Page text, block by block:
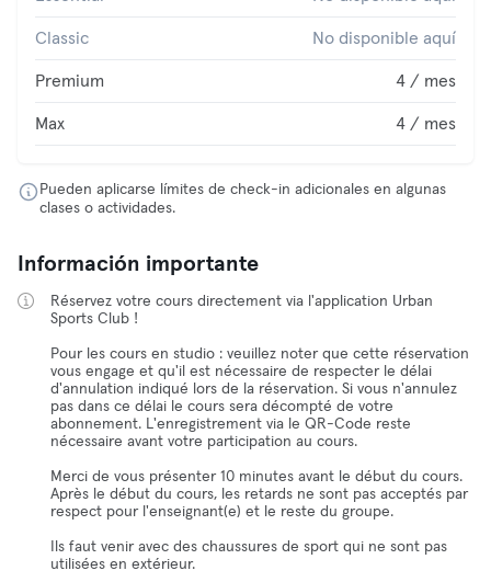
Classic No disponible aquí
Premium 4 / mes
Max 4 / mes
Pueden aplicarse límites de check-in adicionales en algunas
clases o actividades.
Información importante
Réservez votre cours directement via l'application Urban
Sports Club !
Pour les cours en studio : veuillez noter que cette réservation
vous engage et qu'il est nécessaire de respecter le délai
d'annulation indiqué lors de la réservation. Si vous n'annulez
pas dans ce délai le cours sera décompté de votre
abonnement. L'enregistrement via le QR-Code reste
nécessaire avant votre participation au cours.
Merci de vous présenter 10 minutes avant le début du cours.
Après le début du cours, les retards ne sont pas acceptés par
respect pour l'enseignant(e) et le reste du groupe.
Ils faut venir avec des chaussures de sport qui ne sont pas
utilisées en extérieur.